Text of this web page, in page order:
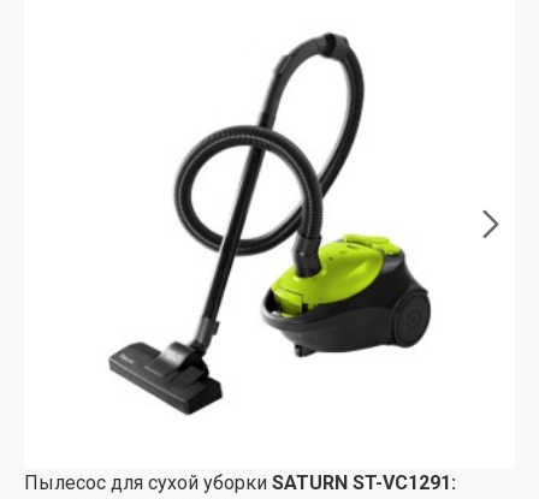
Пылесос для сухой уборки SATURN ST-VC1291: